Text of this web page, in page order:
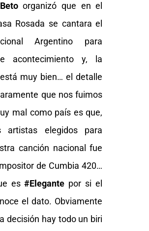
organizó que en el
Rosada se cantara el
Argentino para
acontecimiento y, la
muy bien… el detalle
que nos fuimos
mal como país es que,
elegidos para
canción nacional fue
de Cumbia 420…
es#Elegante por si el
el dato. Obviamente
decisión hay todo un biri